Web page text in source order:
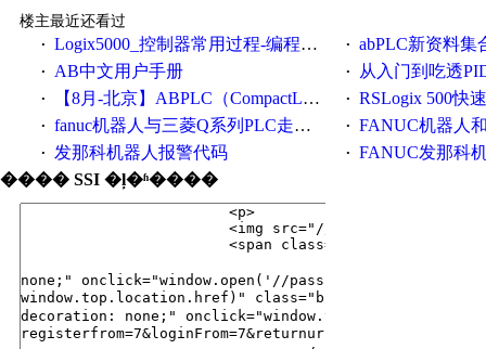
楼主最近还看过
· Logix5000_控制器常用过程-编程手册 · abPLC新资料集
· AB中文用户手册 · 从入门到吃透
· 【8月-北京】ABPLC（CompactLogix5000）技术培训班通知！ · RSLogix 500快
· fanuc机器人与三菱Q系列PLC走以太网通讯 · FANUC机器人
· 发那科机器人报警代码 · FANUC发那科机器人仿真软件Roboguide7.7/
���� SSI �ļ�ʱ����